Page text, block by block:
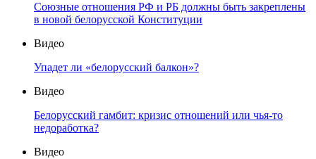
Союзные отношения РФ и РБ должны быть закреплены
в новой белорусской Конституции
Видео
Упадет ли «белорусский балкон»?
Видео
Белорусский гамбит: кризис отношений или чья-то
недоработка?
Видео